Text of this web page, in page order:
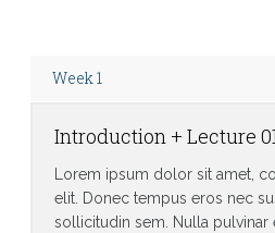
Week 1
Introduction + Lecture
Lorem ipsum dolor sit amet,
elit. Donec tempus eros nec
sollicitudin sem. Nulla pulvinar